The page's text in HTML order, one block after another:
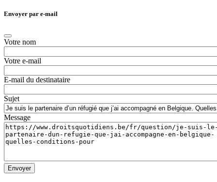
Envoyer par e-mail
Votre nom
Votre e-mail
E-mail du destinataire
Sujet
Message